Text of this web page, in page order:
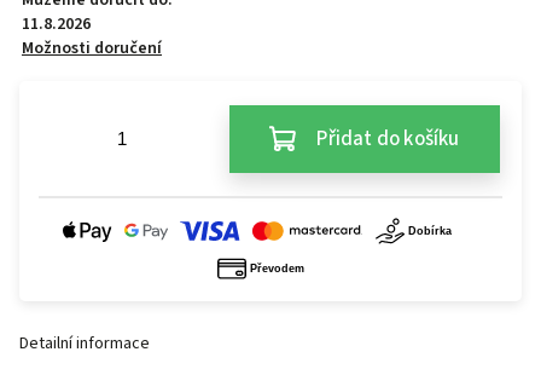
11.8.2026
Možnosti doručení
Přidat do košíku
Detailní informace